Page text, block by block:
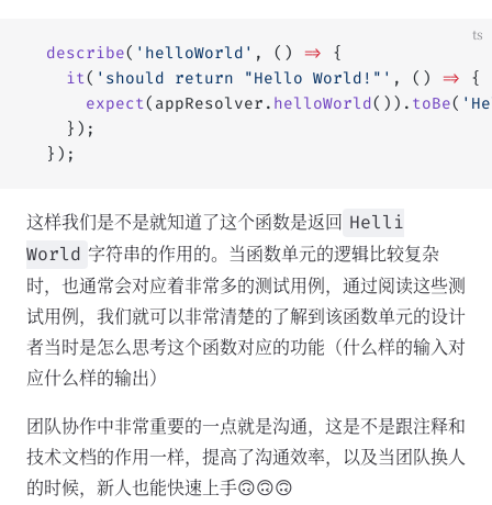
ts
  describe
( 'helloWorld' , () =>
{
    it
( 'should return "Hello World!"' , () =>
{
      expect
(appResolver. helloWorld()). toBe(
    });
  });
这样我们是不是就知道了这个函数是返回 Helli
World 字符串的作用的。当函数单元的逻辑比较复杂
时，也通常会对应着非常多的测试用例，通过阅读这些测
试用例，我们就可以非常清楚的了解到该函数单元的设计
者当时是怎么思考这个函数对应的功能（什么样的输入对
应什么样的输出）
团队协作中非常重要的一点就是沟通，这是不是跟注释和
技术文档的作用一样，提高了沟通效率，以及当团队换人
的时候，新人也能快速上手🙃🙃🙃